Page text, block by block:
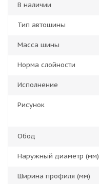
В наличии
Тип автошины
Масса шины
Норма слойности
Исполнение
Рисунок
Обод
Наружный диаметр (мм)
Ширина профиля (мм)